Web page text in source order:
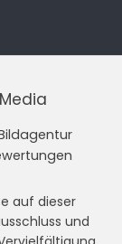
auf dieser
und